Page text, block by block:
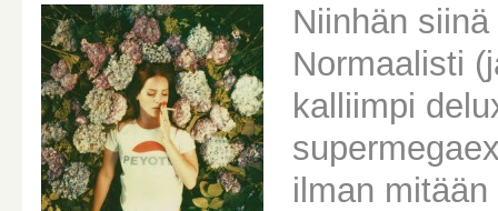
Niinhän
Normaalisti
kalliimpi
ilman